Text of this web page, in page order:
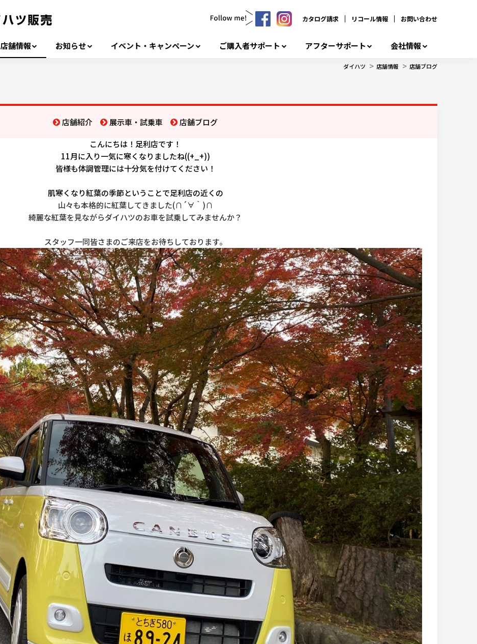
カタログ請求 リコール情報 お問い合わせ
店舗情報 お知らせ イベント・キャンペーン ご購入者サポート アフターサポート 会社情報
ダイハツ > 店舗情報 > 店舗ブログ
店舗紹介 展示車・試乗車 店舗ブログ
こんにちは！足利店です！
11月に入り一気に寒くなりましたね((+_+))
皆様も体調管理には十分気を付けてください！
肌寒くなり紅葉の季節ということで足利店の近くの
山々も本格的に紅葉してきました(∩´∀｀)∩
綺麗な紅葉を見ながらダイハツのお車を試乗してみませんか？
スタッフ一同皆さまのご来店をお待ちしております。